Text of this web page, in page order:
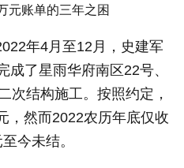
元账单的三年之困
年4月至12月，史建军
了星雨华府南区22号、
次结构施工。按照约定，
，然而2022农历年底仅收
今未结。